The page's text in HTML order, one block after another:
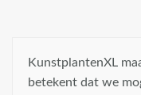
KunstplantenXL
betekent dat we